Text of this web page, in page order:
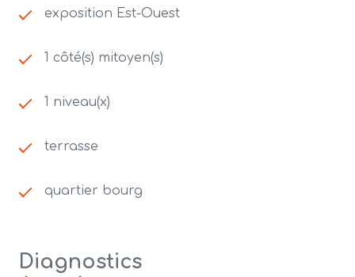
exposition Est-Ouest
1 côté(s) mitoyen(s)
1 niveau(x)
terrasse
quartier bourg
Diagnostics